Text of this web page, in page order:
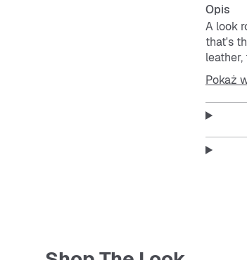
Opis
A look
that's
rubber
add
Pokaż